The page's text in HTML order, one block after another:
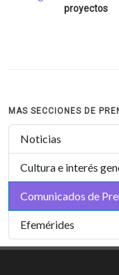
proyectos
MAS SECCIONES DE
Noticias
Cultura e interés
Comunicados de
Efemérides